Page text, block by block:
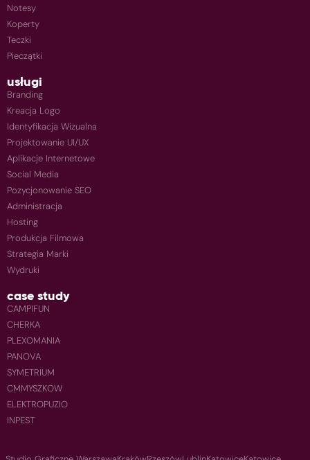
Notesy
Koperty
Teczki
Pieczątki
usługi
Branding
Kreacja Logo
Identyfikacja Wizualna
Projektowanie UI/UX
Aplikacje Internetowe
Social Media
Pozycjonowanie SEO
Administracja
Hosting
Produkcja Filmowa
Strategia Marki
Wydruki
case study
CAMPIFUN
CHERKA
PLEXOMANIA
PANOVA
SYMETRIUM
CMMYSZKOW
ELEKTROPUZIO
INPEST